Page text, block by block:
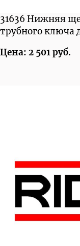
31636 Нижняя
трубного ключа
Цена: 2 501 руб.